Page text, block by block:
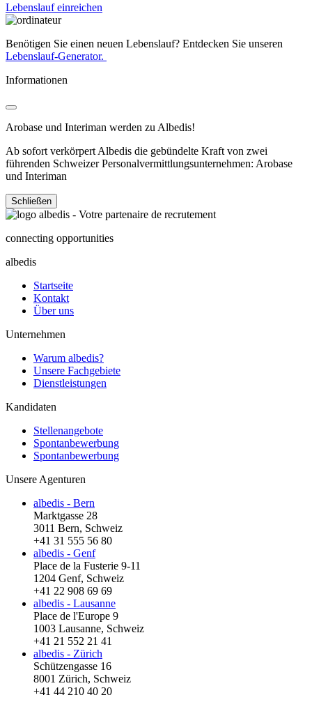
Lebenslauf einreichen
Benötigen Sie einen neuen Lebenslauf? Entdecken Sie unseren
Lebenslauf-Generator.
Informationen
Arobase und Interiman werden zu Albedis!
Ab sofort verkörpert Albedis die gebündelte Kraft von zwei
führenden Schweizer Personalvermittlungsunternehmen: Arobase
und Interiman
Schließen
connecting opportunities
albedis
Startseite
Kontakt
Über uns
Unternehmen
Warum albedis?
Unsere Fachgebiete
Dienstleistungen
Kandidaten
Stellenangebote
Spontanbewerbung
Spontanbewerbung
Unsere Agenturen
albedis - Bern
Marktgasse 28
3011 Bern, Schweiz
+41 31 555 56 80
albedis - Genf
Place de la Fusterie 9-11
1204 Genf, Schweiz
+41 22 908 69 69
albedis - Lausanne
Place de l'Europe 9
1003 Lausanne, Schweiz
+41 21 552 21 41
albedis - Zürich
Schützengasse 16
8001 Zürich, Schweiz
+41 44 210 40 20